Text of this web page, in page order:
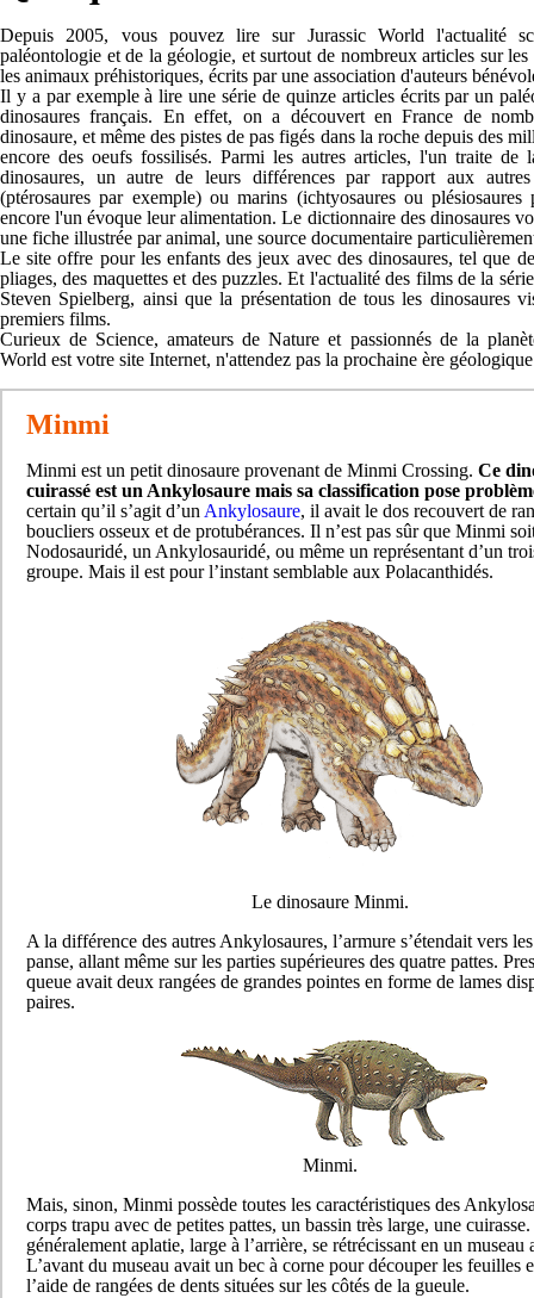
Depuis 2005, vous pouvez lire sur Jurassic World l'actualité
paléontologie et de la géologie, et surtout de nombreux articles sur les
les animaux préhistoriques, écrits par une association d'auteurs
Il y a par exemple à lire une série de quinze articles écrits par un
dinosaures français. En effet, on a découvert en France de
dinosaure, et même des pistes de pas figés dans la roche depuis des
encore des oeufs fossilisés. Parmi les autres articles, l'un traite de
dinosaures, un autre de leurs différences par rapport aux
(ptérosaures par exemple) ou marins (ichtyosaures ou
encore l'un évoque leur alimentation. Le dictionnaire des dinosaures
une fiche illustrée par animal, une source documentaire
Le site offre pour les enfants des jeux avec des dinosaures, tel que
pliages, des maquettes et des puzzles. Et l'actualité des films de la
Steven Spielberg, ainsi que la présentation de tous les dinosaures
premiers films.
Curieux de Science, amateurs de Nature et passionnés de la
World est votre site Internet, n'attendez pas la prochaine ère
Minmi
Minmi est un petit dinosaure provenant de Minmi Crossing. Ce
cuirassé est un Ankylosaure mais sa classification pose
certain qu’il s’agit d’un Ankylosaure, il avait le dos recouvert de
boucliers osseux et de protubérances. Il n’est pas sûr que Minmi
Nodosauridé, un Ankylosauridé, ou même un représentant d’un
groupe. Mais il est pour l’instant semblable aux Polacanthidés.
Le dinosaure Minmi.
A la différence des autres Ankylosaures, l’armure s’étendait vers
panse, allant même sur les parties supérieures des quatre pattes.
queue avait deux rangées de grandes pointes en forme de lames
paires.
Minmi.
Mais, sinon, Minmi possède toutes les caractéristiques des
corps trapu avec de petites pattes, un bassin très large, une
généralement aplatie, large à l’arrière, se rétrécissant en un museau
L’avant du museau avait un bec à corne pour découper les feuilles
l’aide de rangées de dents situées sur les côtés de la gueule.